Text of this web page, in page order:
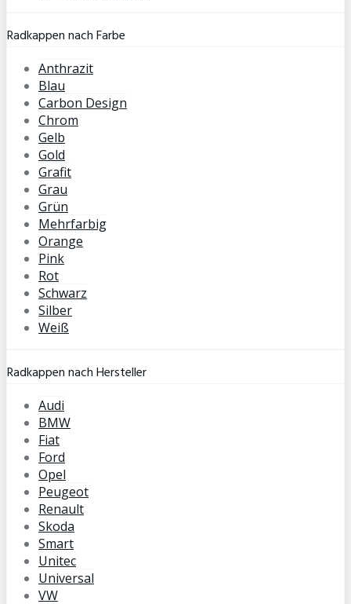
Radkappen nach Farbe
Anthrazit
Blau
Carbon Design
Chrom
Gelb
Gold
Grafit
Grau
Grün
Mehrfarbig
Orange
Pink
Rot
Schwarz
Silber
Weiß
Radkappen nach Hersteller
Audi
BMW
Fiat
Ford
Opel
Peugeot
Renault
Skoda
Smart
Unitec
Universal
VW